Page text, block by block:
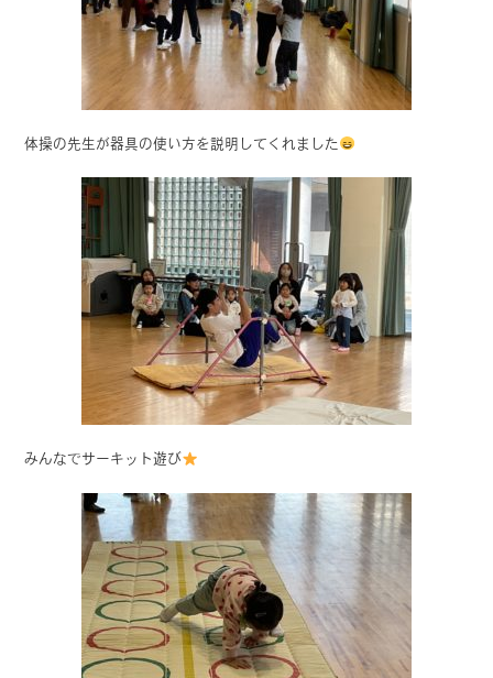
体操の先生が器具の使い方を説明してくれました
みんなでサーキット遊び